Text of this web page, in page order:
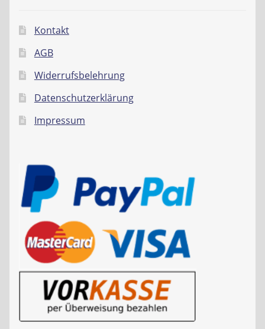
Kontakt
AGB
Widerrufsbelehrung
Datenschutzerklärung
Impressum